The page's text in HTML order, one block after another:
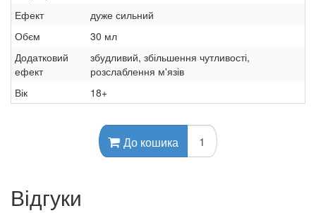
Ефект
дуже сильний
Обєм
30 мл
Додатковий
ефект
збудливий, збільшення чутливості,
розслаблення м'язів
Вік
18+
До кошика
Відгуки